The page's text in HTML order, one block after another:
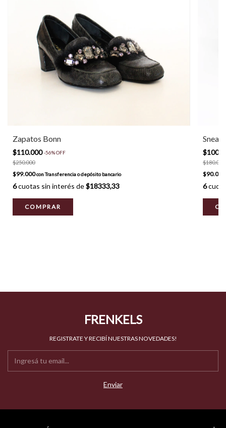
Zapatos Bonn
$110.000-56%OFF
$250.000
$99.000conTransferencia o depósito bancario
6cuotas sin interés de$18333,33
COMPRAR
$180.000
$90.000
6
FRENKELS
REGISTRATE Y RECIBÍ NUESTRAS NOVEDADES!